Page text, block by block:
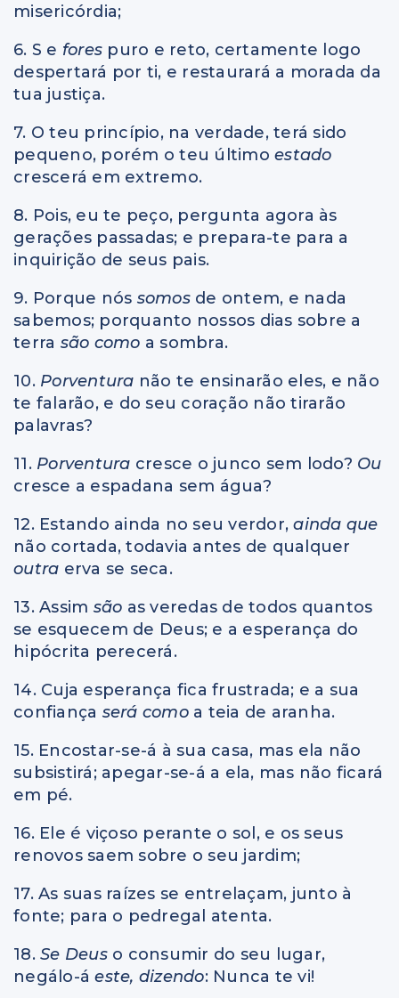
misericórdia;
6. S e fores puro e reto, certamente logo
despertará por ti, e restaurará a morada da
tua justiça.
7. O teu princípio, na verdade, terá sido
pequeno, porém o teu último estado
crescerá em extremo.
8. Pois, eu te peço, pergunta agora às
gerações passadas; e prepara-te para a
inquirição de seus pais.
9. Porque nós somos de ontem, e nada
sabemos; porquanto nossos dias sobre a
terra são como a sombra.
10. Porventura não te ensinarão eles, e não
te falarão, e do seu coração não tirarão
palavras?
11. Porventura cresce o junco sem lodo? Ou
cresce a espadana sem água?
12. Estando ainda no seu verdor,ainda que
não cortada, todavia antes de qualquer
outra erva se seca.
13. Assim são as veredas de todos quantos
se esquecem de Deus; e a esperança do
hipócrita perecerá.
14. Cuja esperança fica frustrada; e a sua
confiança será como a teia de aranha.
15. Encostar-se-á à sua casa, mas ela não
subsistirá; apegar-se-á a ela, mas não ficará
em pé.
16. Ele é viçoso perante o sol, e os seus
renovos saem sobre o seu jardim;
17. As suas raízes se entrelaçam, junto à
fonte; para o pedregal atenta.
18. Se Deus o consumir do seu lugar,
negálo-áeste, dizendo: Nunca te vi!